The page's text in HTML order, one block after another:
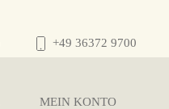
+49 36372 9700
MEIN KONTO